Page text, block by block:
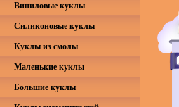
Виниловые куклы
Силиконовые куклы
Куклы из смолы
Маленькие куклы
Большие куклы